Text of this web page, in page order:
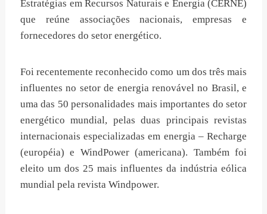
Estratégias em Recursos Naturais e Energia (CERNE)
que reúne associações nacionais, empresas e
fornecedores do setor energético.
Foi recentemente reconhecido como um dos três mais
influentes no setor de energia renovável no Brasil, e
uma das 50 personalidades mais importantes do setor
energético mundial, pelas duas principais revistas
internacionais especializadas em energia – Recharge
(européia) e WindPower (americana). Também foi
eleito um dos 25 mais influentes da indústria eólica
mundial pela revista Windpower.